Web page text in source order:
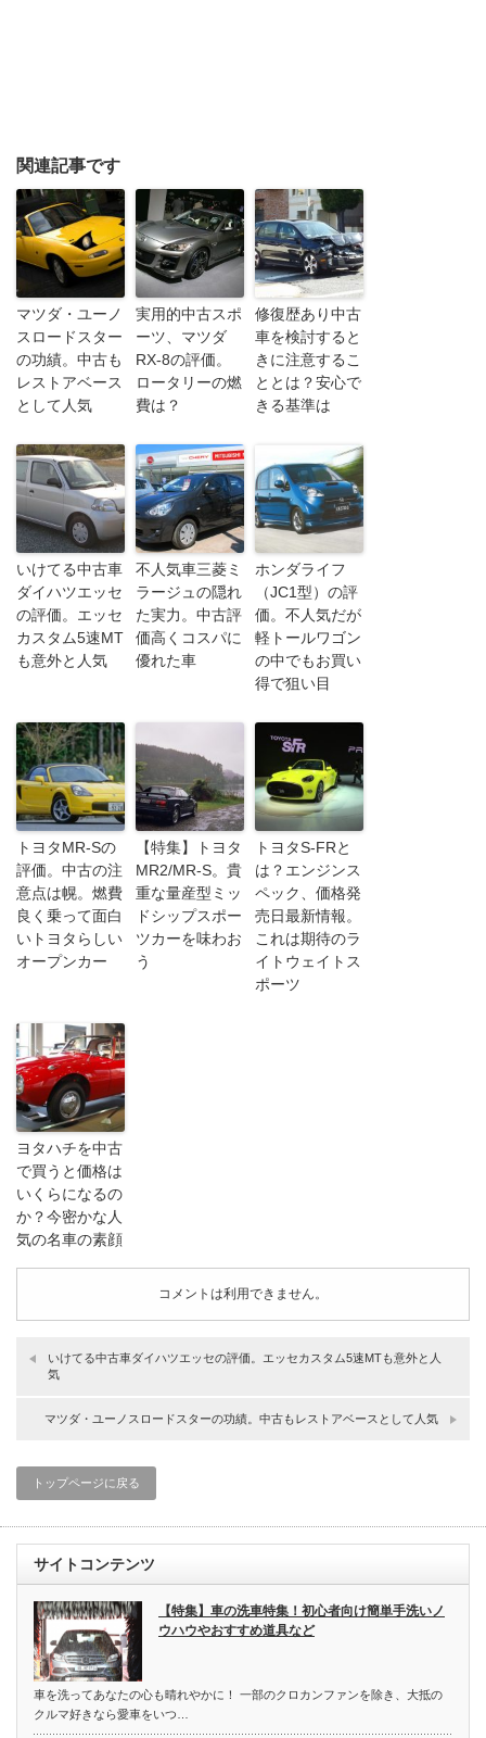
関連記事です
マツダ・ユーノ
スロードスター
の功績。中古も
レストアベース
として人気
実用的中古スポ
ーツ、マツダ
RX-8の評価。
ロータリーの燃
費は？
修復歴あり中古
車を検討すると
きに注意するこ
ととは？安心で
きる基準は
いけてる中古車
ダイハツエッセ
の評価。エッセ
カスタム5速MT
も意外と人気
不人気車三菱ミ
ラージュの隠れ
た実力。中古評
価高くコスパに
優れた車
ホンダライフ
（JC1型）の評
価。不人気だが
軽トールワゴン
の中でもお買い
得で狙い目
トヨタMR-Sの
評価。中古の注
意点は幌。燃費
良く乗って面白
いトヨタらしい
オープンカー
【特集】トヨタ
MR2/MR-S。貴
重な量産型ミッ
ドシップスポー
ツカーを味わお
う
トヨタS-FRと
は？エンジンス
ペック、価格発
売日最新情報。
これは期待のラ
イトウェイトス
ポーツ
ヨタハチを中古
で買うと価格は
いくらになるの
か？今密かな人
気の名車の素顔
コメントは利用できません。
いけてる中古車ダイハツエッセの評価。エッセカスタム5速MTも意外と人
気
マツダ・ユーノスロードスターの功績。中古もレストアベースとして人気
トップページに戻る
サイトコンテンツ
【特集】車の洗車特集！初心者向け簡単手洗いノ
ウハウやおすすめ道具など
車を洗ってあなたの心も晴れやかに！ 一部のクロカンファンを除き、大抵の
クルマ好きなら愛車をいつ…